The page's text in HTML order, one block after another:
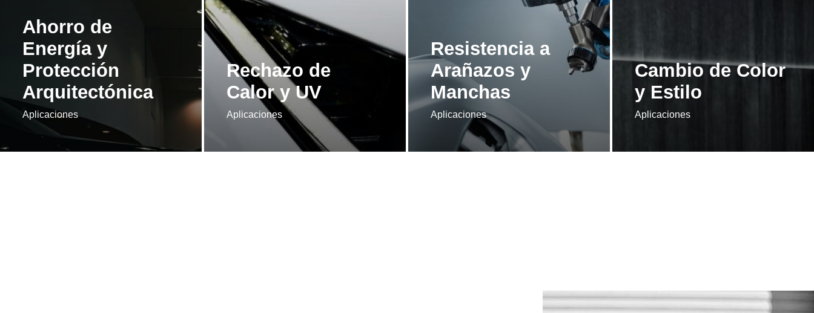
Ahorro de
Energía y
Protección
Arquitectónica
Aplicaciones
Rechazo de
Calor y UV
Aplicaciones
Resistencia a
Arañazos y
Manchas
Aplicaciones
Cambio de Color
y Estilo
Aplicaciones